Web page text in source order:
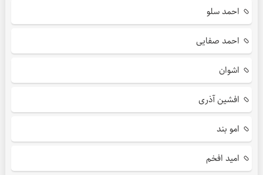
احمد سلو
احمد صفایی
اشوان
افشین آذری
امو بند
امید افخم